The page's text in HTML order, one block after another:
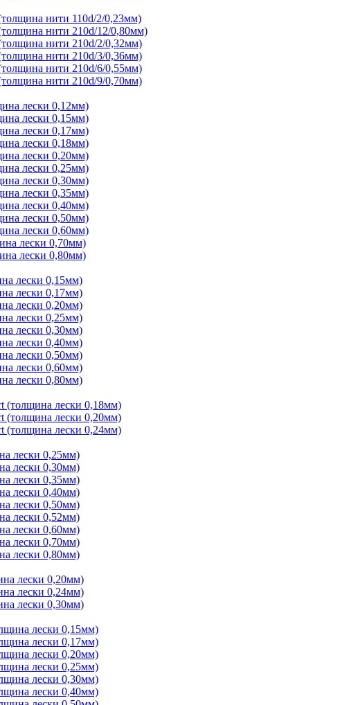
нити 110d/2/0,23мм)
нити 210d/12/0,80мм)
нити 210d/2/0,32мм)
нити 210d/3/0,36мм)
нити 210d/6/0,55мм)
нити 210d/9/0,70мм)
лески 0,12мм)
лески 0,15мм)
лески 0,17мм)
лески 0,18мм)
лески 0,20мм)
лески 0,25мм)
лески 0,30мм)
лески 0,35мм)
лески 0,40мм)
лески 0,50мм)
лески 0,60мм)
лески 0,70мм)
лески 0,80мм)
лески 0,15мм)
лески 0,17мм)
лески 0,20мм)
лески 0,25мм)
лески 0,30мм)
лески 0,40мм)
лески 0,50мм)
лески 0,60мм)
лески 0,80мм)
(толщина лески 0,18мм)
(толщина лески 0,20мм)
(толщина лески 0,24мм)
лески 0,25мм)
лески 0,30мм)
лески 0,35мм)
лески 0,40мм)
лески 0,50мм)
лески 0,52мм)
лески 0,60мм)
лески 0,70мм)
лески 0,80мм)
лески 0,20мм)
лески 0,24мм)
лески 0,30мм)
лески 0,15мм)
лески 0,17мм)
лески 0,20мм)
лески 0,25мм)
лески 0,30мм)
лески 0,40мм)